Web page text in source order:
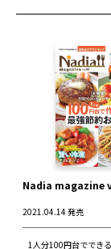
Nadia magazine
2021.04.14 発売
1人分100円台ででき